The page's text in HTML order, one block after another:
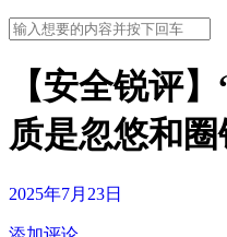
【安全锐评
质是忽悠和圈
2025年7月23日